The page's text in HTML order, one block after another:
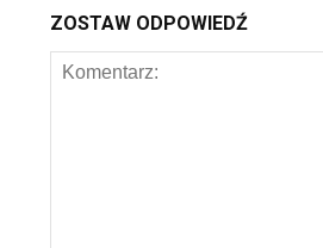
ZOSTAW ODPOWIEDŹ